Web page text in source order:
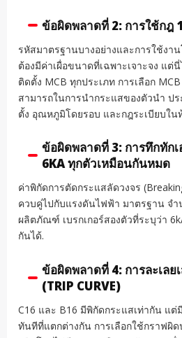
ข้อผิดพลาดที่ 2: การใช้กฎ
รหัสมาตรฐานบางอย่างและการใช้งา
ต้องมีค่าเผื่อขนาดที่เฉพาะเจาะจง แต่
ติดตั้ง MCB ทุกประเภท การเลือก
สามารถในการนำกระแสของตัวนำ ป
ตั้ง อุณหภูมิโดยรอบ และกฎระเบียบใน
ข้อผิดพลาดที่ 3: การทึกทัก
6KA ทุกตัวเหมือนกันหมด
ค่าพิกัดการตัดกระแสลัดวงจร
ควบคู่ไปกับแรงดันไฟฟ้า มาตรฐาน จ
ผลิตภัณฑ์ เบรกเกอร์สองตัวที่ระบุว่า
กันได้.
ข้อผิดพลาดที่ 4: การละเลย
(TRIP CURVE)
C16 และ B16 มีพิกัดกระแสเท่ากัน แ
ทันทีที่แตกต่างกัน การเลือกใช้กราฟผิด